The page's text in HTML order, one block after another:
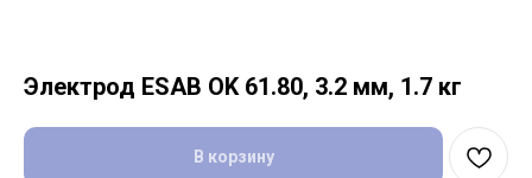
Электрод ESAB OK 61.80, 3.2 мм, 1.7 кг
В корзину